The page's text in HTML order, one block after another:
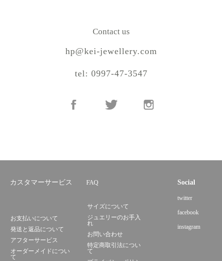
Contact us
hp@kei-jewellery.com
tel: 0997-47-3547
カスタマーサービス FAQ
お支払いについて
発送と返品について
アフターサービス
オーダーメイドについ
て
サイズについて
ジュエリーのお手入
れ
お問い合わせ
特定商取引法につい
て
Social
twitter
facebook
instagram